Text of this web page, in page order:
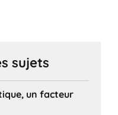
sujets
un facteur